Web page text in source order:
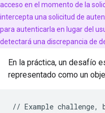
acceso en el momento de la
intercepta una solicitud de
para autenticarla en lugar del
detectará una discrepancia de
En la práctica, un desafío
representado como un
// Example challenge,